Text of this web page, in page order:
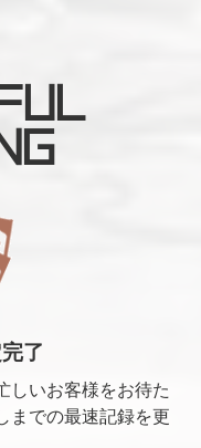
了
しいお客様をお待た
までの最速記録を更